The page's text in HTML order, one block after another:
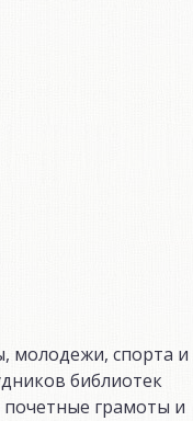
молодежи, спорта и
библиотек
грамоты и